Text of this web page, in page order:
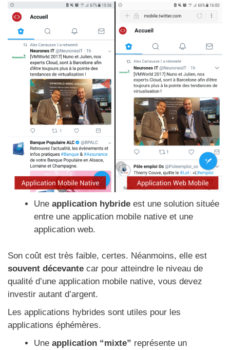
Une application hybride est une solution située
entre une application mobile native et une
application web.
Son coût est très faible, certes. Néanmoins, elle est
souvent décevante car pour atteindre le niveau de
qualité d’une application mobile native, vous devez
investir autant d’argent.
Les applications hybrides sont utiles pour les
applications éphémères.
Une application “mixte” représente un